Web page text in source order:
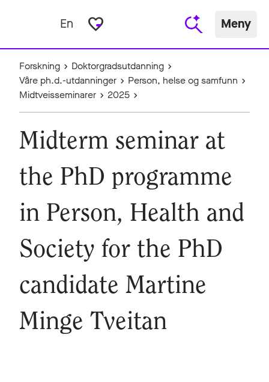
En favorite_border Meny
Forskning
Doktorgradsutdanning
Våre ph.d.-utdanninger
Person, helse og samfunn
Midtveisseminarer
2025
Midterm seminar at
the PhD programme
in Person, Health and
Society for the PhD
candidate Martine
Minge Tveitan